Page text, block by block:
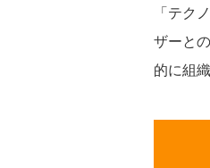
「テク
ザーと
的に組